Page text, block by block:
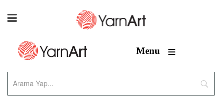
Menu ≡